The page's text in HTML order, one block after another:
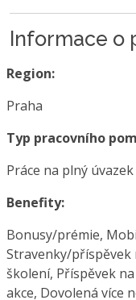
Informace o
Region:
Praha
Typ pracovního
Práce na plný úvazek
Benefity:
Bonusy/prémie,
Stravenky/příspěvek
školení, Příspěvek
akce, Dovolená více